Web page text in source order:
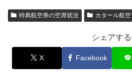
特典航空券の空席状況 カタール航空
シェアする
X Facebook